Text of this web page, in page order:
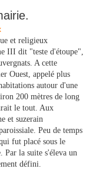
et religieux
III dit "teste d'étoupe",
A cette
Ouest, appelé plus
autour d'une
200 mètres de long
le tout. Aux
et suzerain
Peu de temps
fut placé sous le
Par la suite s'éleva un
défini.